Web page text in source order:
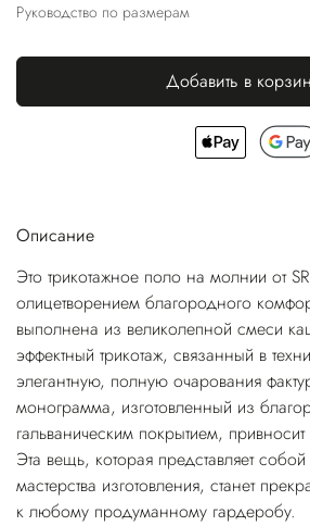
Руководство по размерам
Добавить в
Описание
Это трикотажное поло на молнии от SR
олицетворением благородного
выполнена из великолепной смеси
эффектный трикотаж, связанный в
элегантную, полную очарования
монограмма, изготовленный из
гальваническим покрытием,
Эта вещь, которая представляет
мастерства изготовления, станет
к любому продуманному гардеробу.